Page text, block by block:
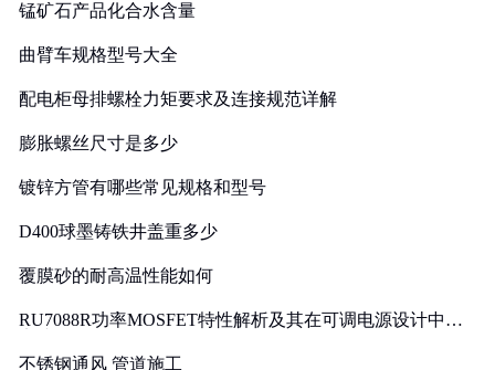
锰矿石产品化合水含量
曲臂车规格型号大全
配电柜母排螺栓力矩要求及连接规范详解
膨胀螺丝尺寸是多少
镀锌方管有哪些常见规格和型号
D400球墨铸铁井盖重多少
覆膜砂的耐高温性能如何
RU7088R功率MOSFET特性解析及其在可调电源设计中的
不锈钢通风 管道施工